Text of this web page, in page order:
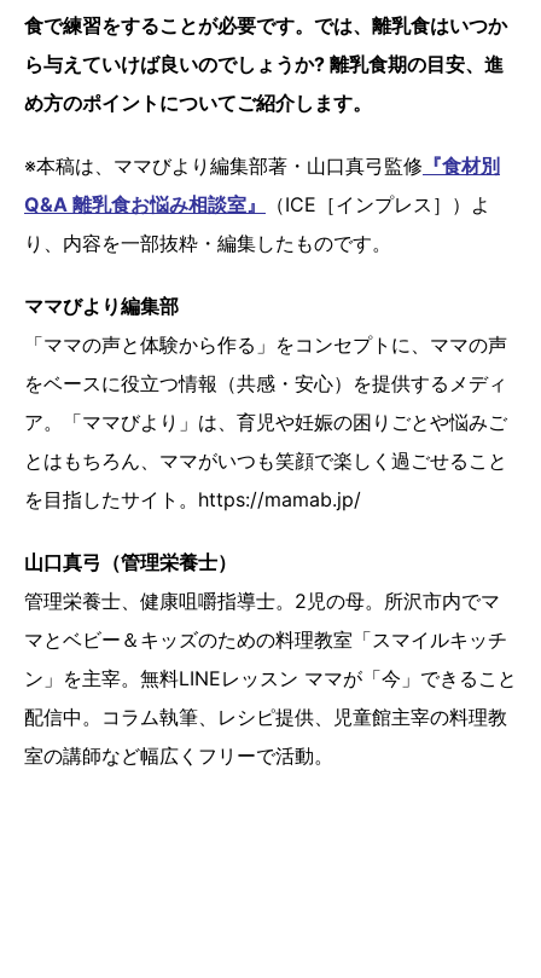
食で練習をすることが必要です。では、離乳食はいつか
ら与えていけば良いのでしょうか? 離乳食期の目安、進
め方のポイントについてご紹介します。
※本稿は、ママびより編集部著・山口真弓監修 『食材別
Q&A 離乳食お悩み相談室』
（ICE［インプレス］）よ
り、内容を一部抜粋・編集したものです。
ママびより編集部
「ママの声と体験から作る」をコンセプトに、ママの声
をベースに役立つ情報（共感・安心）を提供するメディ
ア。「ママびより」は、育児や妊娠の困りごとや悩みご
とはもちろん、ママがいつも笑顔で楽しく過ごせること
を目指したサイト。https://mamab.jp/
山口真弓（管理栄養士）
管理栄養士、健康咀嚼指導士。2児の母。所沢市内でマ
マとベビー＆キッズのための料理教室「スマイルキッチ
ン」を主宰。無料LINEレッスン ママが「今」できること
配信中。コラム執筆、レシピ提供、児童館主宰の料理教
室の講師など幅広くフリーで活動。